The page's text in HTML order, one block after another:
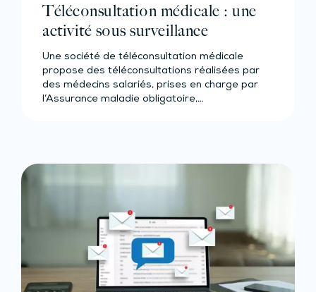
Téléconsultation médicale : une
activité sous surveillance
Une société de téléconsultation médicale
propose des téléconsultations réalisées par
des médecins salariés, prises en charge par
l’Assurance maladie obligatoire,…